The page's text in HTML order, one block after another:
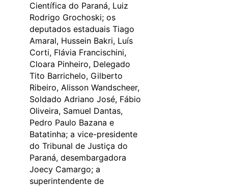
Científica do Paraná, Luiz
Rodrigo Grochoski; os
deputados estaduais Tiago
Amaral, Hussein Bakri, Luís
Corti, Flávia Francischini,
Cloara Pinheiro, Delegado
Tito Barrichelo, Gilberto
Ribeiro, Alisson Wandscheer,
Soldado Adriano José, Fábio
Oliveira, Samuel Dantas,
Pedro Paulo Bazana e
Batatinha; a vice-presidente
do Tribunal de Justiça do
Paraná, desembargadora
Joecy Camargo; a
superintendente de